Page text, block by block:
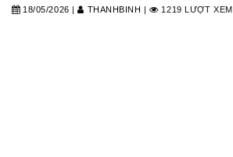
18/05/2026 | THANHBINH | 1219 LƯỢT XEM